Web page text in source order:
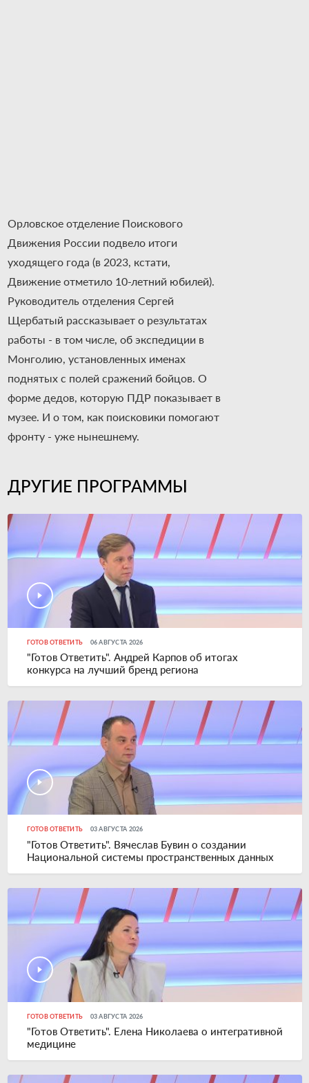
Орловское отделение Поискового
Движения России подвело итоги
уходящего года (в 2023, кстати,
Движение отметило 10-летний юбилей).
Руководитель отделения Сергей
Щербатый рассказывает о результатах
работы - в том числе, об экспедиции в
Монголию, установленных именах
поднятых с полей сражений бойцов. О
форме дедов, которую ПДР показывает в
музее. И о том, как поисковики помогают
фронту - уже нынешнему.
ДРУГИЕ ПРОГРАММЫ
ГОТОВ ОТВЕТИТЬ 06 АВГУСТА 2026
"Готов Ответить". Андрей Карпов об итогах
конкурса на лучший бренд региона
ГОТОВ ОТВЕТИТЬ 03 АВГУСТА 2026
"Готов Ответить". Вячеслав Бувин о создании
Национальной системы пространственных данных
ГОТОВ ОТВЕТИТЬ 03 АВГУСТА 2026
"Готов Ответить". Елена Николаева о интегративной
медицине